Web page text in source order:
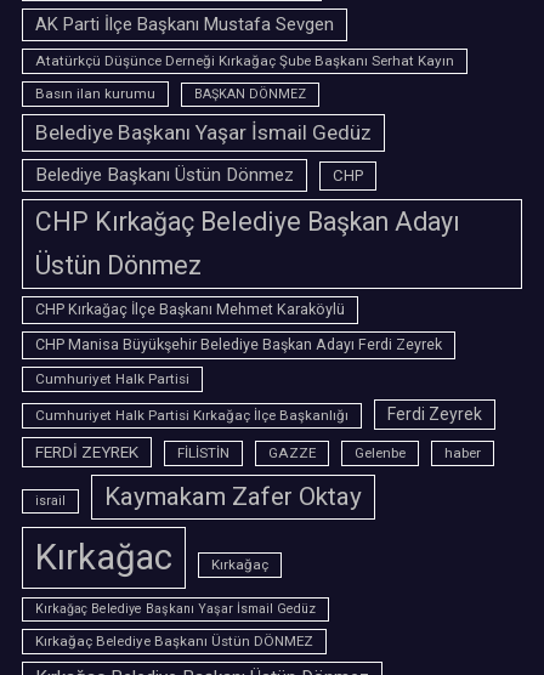
AK Parti İlçe Başkanı Mustafa Sevgen
Atatürkçü Düşünce Derneği Kırkağaç Şube Başkanı Serhat Kayın
Basın ilan kurumu
BAŞKAN DÖNMEZ
Belediye Başkanı Yaşar İsmail Gedüz
Belediye Başkanı Üstün Dönmez CHP
CHP Kırkağaç Belediye Başkan Adayı
Üstün Dönmez
CHP Kırkağaç İlçe Başkanı Mehmet Karaköylü
CHP Manisa Büyükşehir Belediye Başkan Adayı Ferdi Zeyrek
Cumhuriyet Halk Partisi
Cumhuriyet Halk Partisi Kırkağaç İlçe Başkanlığı
Ferdi Zeyrek
FERDİ ZEYREK
FİLİSTİN GAZZE Gelenbe haber
israil Kaymakam Zafer Oktay
Kırkağac Kırkağaç
Kırkağaç Belediye Başkanı Yaşar İsmail Gedüz
Kırkağaç Belediye Başkanı Üstün DÖNMEZ